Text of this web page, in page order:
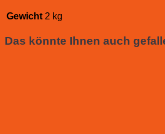
Gewicht 2 kg
Das könnte Ihnen auch